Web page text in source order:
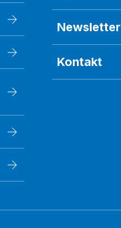
Newsletter
Kontakt